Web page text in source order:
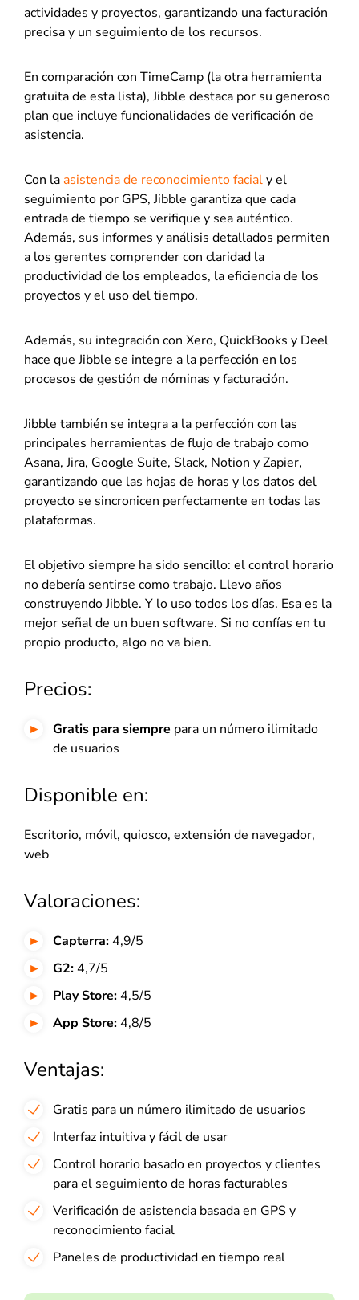
actividades y proyectos, garantizando una facturación
precisa y un seguimiento de los recursos.
En comparación con TimeCamp (la otra herramienta
gratuita de esta lista), Jibble destaca por su generoso
plan que incluye funcionalidades de verificación de
asistencia.
Con laasistencia de reconocimiento facialy el
seguimiento por GPS, Jibble garantiza que cada
entrada de tiempo se verifique y sea auténtico.
Además, sus informes y análisis detallados permiten
a los gerentes comprender con claridad la
productividad de los empleados, la eficiencia de los
proyectos y el uso del tiempo.
Además, su integración con Xero, QuickBooks y Deel
hace que Jibble se integre a la perfección en los
procesos de gestión de nóminas y facturación.
Jibble también se integra a la perfección con las
principales herramientas de flujo de trabajo como
Asana, Jira, Google Suite, Slack, Notion y Zapier,
garantizando que las hojas de horas y los datos del
proyecto se sincronicen perfectamente en todas las
plataformas.
El objetivo siempre ha sido sencillo: el control horario
no debería sentirse como trabajo. Llevo años
construyendo Jibble. Y lo uso todos los días. Esa es la
mejor señal de un buen software. Si no confías en tu
propio producto, algo no va bien.
Precios:
Gratis para siempre para un número ilimitado
de usuarios
Disponible en:
Escritorio, móvil, quiosco, extensión de navegador,
web
Valoraciones:
Capterra:4,9/5
G2:4,7/5
Play Store:4,5/5
App Store:4,8/5
Ventajas:
Gratis para un número ilimitado de usuarios
Interfaz intuitiva y fácil de usar
Control horario basado en proyectos y clientes
para el seguimiento de horas facturables
Verificación de asistencia basada en GPS y
reconocimiento facial
Paneles de productividad en tiempo real